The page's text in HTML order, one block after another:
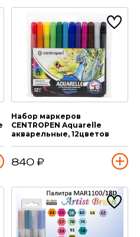
Набор маркеров
CENTROPEN Aquarelle
акварельные, 12цветов
840 ₽